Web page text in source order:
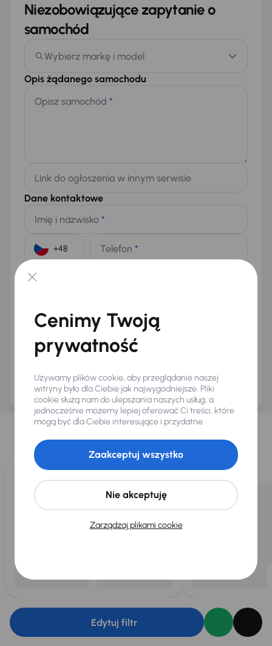
Niezobowiązujące zapytanie o
samochód
Wybierz markę i model
Opis żądanego samochodu
Opisz samochód *
Link do ogłoszenia w innym serwisie
Dane kontaktowe
Imię i nazwisko *
Telefon *
E-mail
Na numer telefonu (opcjonalnie)
Wyślij zapytanie
ani zagwarantowaną dostępnością pojazdu. AURES Holdings a.s., z siedzibą
Dopraváků 874/15, Čimice, 184 00 Praga 8, będzie przechowywać i przetwarzać
Twoje dane osobowe zgodnie z zasadami ochrony i przetwarzaniadanych
osobowych
Wybraliśmy dla Ciebie
Wybieramy dla Ciebienajlepsze pojazdyz naszej oferty. Kupimy
dla Ciebiedo 400 pojazdówkażdego dnia.
Edytuj filtr
Cenimy Twoją
prywatność
Używamy plików cookie, aby przeglądanie naszej
witryny było dla Ciebie jak najwygodniejsze. Pliki
cookie służą nam do ulepszania naszych usług, a
jednocześnie możemy lepiej oferować Ci treści, które
mogą być dla Ciebie interesujące i przydatne.
Zarządzaj plikami cookie
Nie akceptuję
Zaakceptuj wszystko